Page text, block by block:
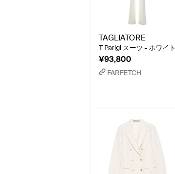
TAGLIATORE
T Parigi スーツ - ホワイト
¥93,800
FARFETCH